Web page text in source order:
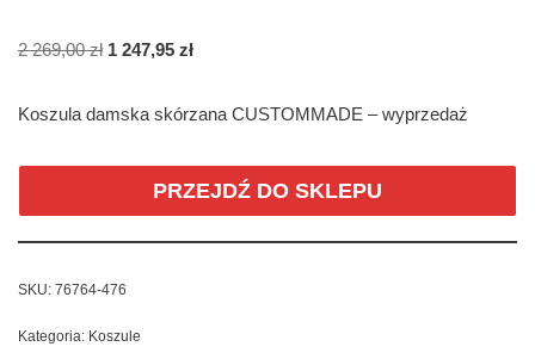
2 269,00zł 1 247,95 zł
Koszula damska skórzana CUSTOMMADE – wyprzedaż
PRZEJDŹ DO SKLEPU
SKU: 76764-476
Kategoria: Koszule